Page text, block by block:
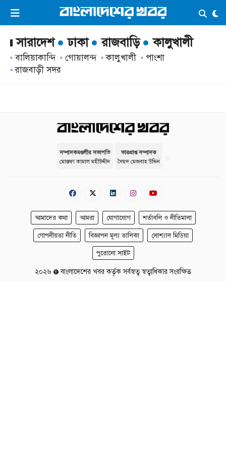
ভিডিও ই-পেপার লগইন ×
সারাদেশ ঢাকা রাজবাড়ি কালুখালী
বালিয়াকান্দি গোয়ালন্দ কালুখালী
পাংশা
রাজবাড়ী সদর
সম্পাদকমণ্ডলীর সভাপতি
মোস্তফা কামাল মহীউদ্দীন
ভারপ্রাপ্ত সম্পাদক
সৈয়দ মেজবাহ উদ্দিন
আমাদের কথা আমরা যোগাযোগ শর্তাবলি ও নীতিমালা
গোপনীয়তা নীতি বিজ্ঞাপন মূল্য তালিকা সোশ্যাল মিডিয়া
পুরোনো সাইট
২০২৬ বাংলাদেশের খবর কর্তৃক সর্বস্বত্ব স্বত্বাধিকার সংরক্ষিত